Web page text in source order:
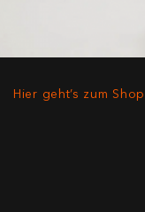
Hier geht’s zum Shop